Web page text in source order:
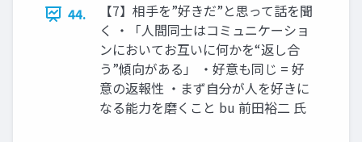
44.
【7】相手を”好きだ”と思って話を聞
く ・「人間同士はコミュニケーショ
ンにおいてお互いに何かを“返し合
う”傾向がある」 ・好意も同じ = 好
意の返報性 ・まず自分が人を好きに
なる能力を磨くこと bu 前田裕二 氏